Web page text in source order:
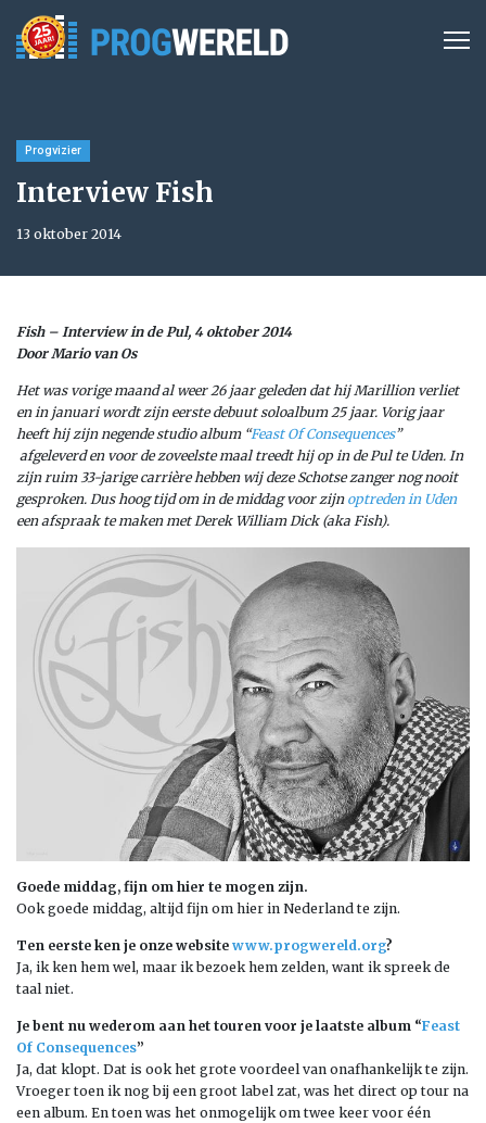
Progvizier
Interview Fish
13 oktober 2014
Fish – Interview in de Pul, 4 oktober 2014
Door Mario van Os
Het was vorige maand al weer 26 jaar geleden dat hij Marillion verliet
en in januari wordt zijn eerste debuut soloalbum 25 jaar. Vorig jaar
heeft hij zijn negende studio album “Feast Of Consequences”
afgeleverd en voor de zoveelste maal treedt hij op in de Pul te Uden. In
zijn ruim 33-jarige carrière hebben wij deze Schotse zanger nog nooit
gesproken. Dus hoog tijd om in de middag voor zijn optreden in Uden
een afspraak te maken met Derek William Dick (aka Fish).
Goede middag, fijn om hier te mogen zijn.
Ook goede middag, altijd fijn om hier in Nederland te zijn.
Ten eerste ken je onze website www.progwereld.org?
Ja, ik ken hem wel, maar ik bezoek hem zelden, want ik spreek de
taal niet.
Je bent nu wederom aan het touren voor je laatste album “Feast
Of Consequences”
Ja, dat klopt. Dat is ook het grote voordeel van onafhankelijk te zijn.
Vroeger toen ik nog bij een groot label zat, was het direct op tour na
een album. En toen was het onmogelijk om twee keer voor één